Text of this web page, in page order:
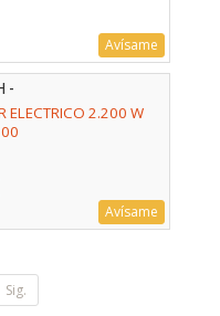
Avísame
-
ELECTRICO 2.200 W
Avísame
Sig.